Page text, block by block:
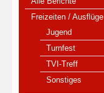
Freizeiten / Ausflüge
Jugend
Turnfest
TVI-Treff
Sonstiges